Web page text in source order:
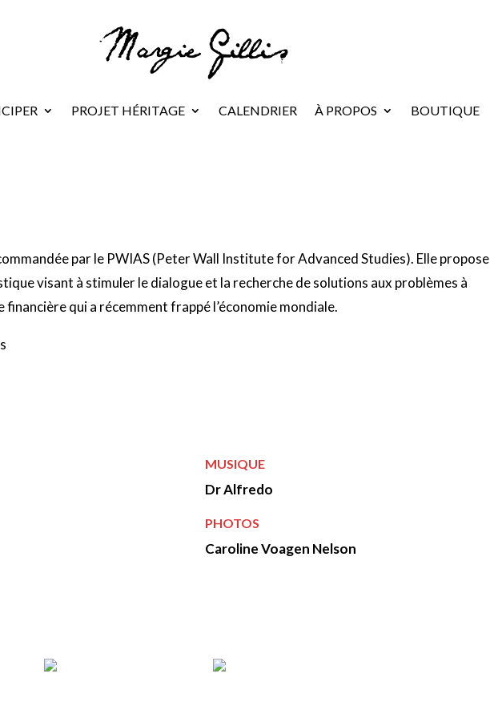
PROJET HÉRITAGE CALENDRIER À PROPOS BOUTIQUE
par le PWIAS (Peter Wall Institute for Advanced Studies). Elle propose
visant à stimuler le dialogue et la recherche de solutions aux problèmes à
financière qui a récemment frappé l’économie mondiale.
MUSIQUE
Dr Alfredo
PHOTOS
Caroline Voagen Nelson